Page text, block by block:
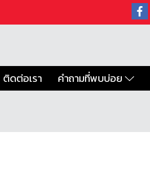
ติดต่อเรา คำถามที่พบบ่อย